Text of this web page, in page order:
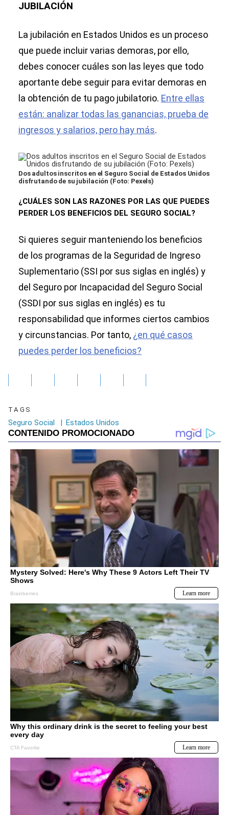
JUBILACIÓN
La jubilación en Estados Unidos es un proceso
que puede incluir varias demoras, por ello,
debes conocer cuáles son las leyes que todo
aportante debe seguir para evitar demoras en
la obtención de tu pago jubilatorio. Entre ellas
están: analizar todas las ganancias, prueba de
ingresos y salarios, pero hay más.
Dos adultos inscritos en el Seguro Social de Estados Unidos
disfrutando de su jubilación (Foto: Pexels)
¿CUÁLES SON LAS RAZONES POR LAS QUE PUEDES
PERDER LOS BENEFICIOS DEL SEGURO SOCIAL?
Si quieres seguir manteniendo los beneficios
de los programas de la Seguridad de Ingreso
Suplementario (SSI por sus siglas en inglés) y
del Seguro por Incapacidad del Seguro Social
(SSDI por sus siglas en inglés) es tu
responsabilidad que informes ciertos cambios
y circunstancias. Por tanto, ¿en qué casos
puedes perder los beneficios?
TAGS
Seguro Social | Estados Unidos